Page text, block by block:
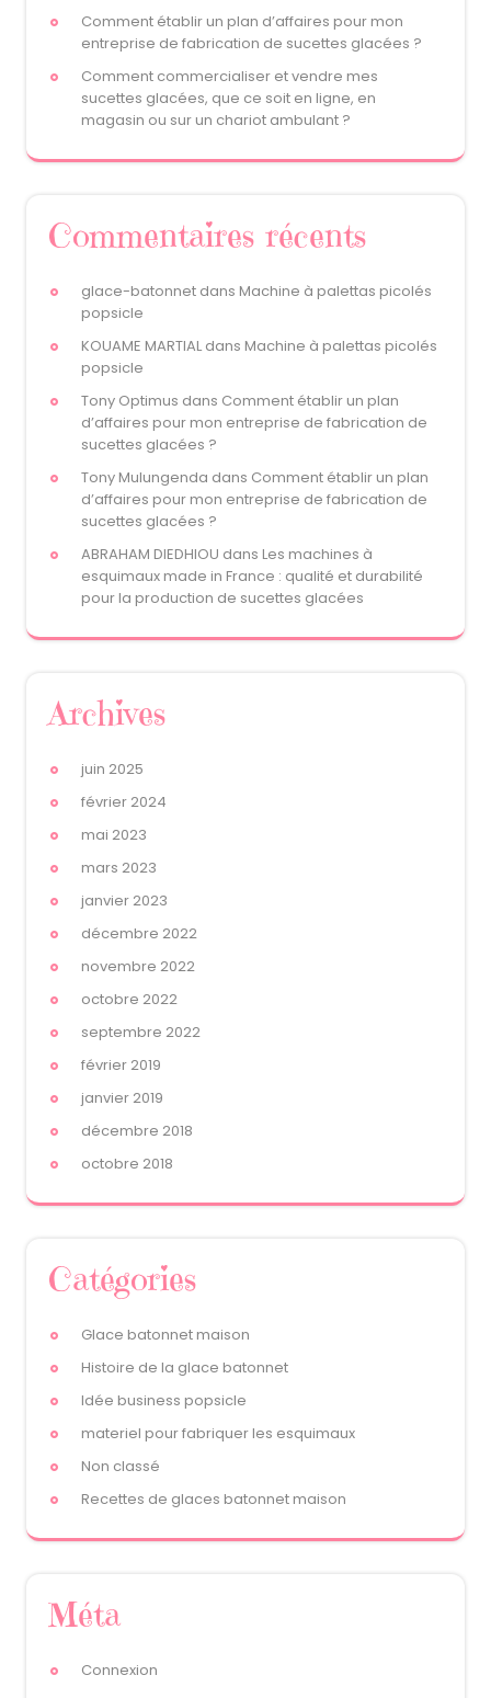
Comment établir un plan d’affaires pour mon
entreprise de fabrication de sucettes glacées ?
Comment commercialiser et vendre mes
sucettes glacées, que ce soit en ligne, en
magasin ou sur un chariot ambulant ?
Commentaires récents
glace-batonnet dans Machine à palettas picolés
popsicle
KOUAME MARTIAL dans Machine à palettas picolés
popsicle
Tony Optimus dans Comment établir un plan
d’affaires pour mon entreprise de fabrication de
sucettes glacées ?
Tony Mulungenda dans Comment établir un plan
d’affaires pour mon entreprise de fabrication de
sucettes glacées ?
ABRAHAM DIEDHIOU dans Les machines à
esquimaux made in France : qualité et durabilité
pour la production de sucettes glacées
Archives
juin 2025
février 2024
mai 2023
mars 2023
janvier 2023
décembre 2022
novembre 2022
octobre 2022
septembre 2022
février 2019
janvier 2019
décembre 2018
octobre 2018
Catégories
Glace batonnet maison
Histoire de la glace batonnet
Idée business popsicle
materiel pour fabriquer les esquimaux
Non classé
Recettes de glaces batonnet maison
Méta
Connexion